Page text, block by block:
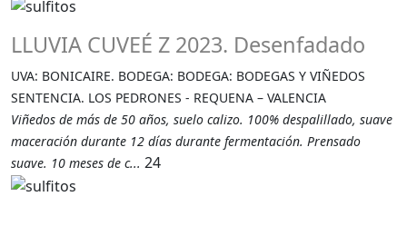
LLUVIA CUVEÉ Z 2023. Desenfadado
UVA: BONICAIRE. BODEGA: BODEGA: BODEGAS Y VIÑEDOS
SENTENCIA. LOS PEDRONES - REQUENA – VALENCIA
Viñedos de más de 50 años, suelo calizo. 100% despalillado, suave
maceración durante 12 días durante fermentación. Prensado
suave. 10 meses de c... 24